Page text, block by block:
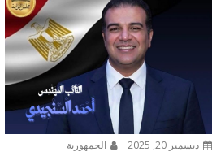
ديسمبر 20, 2025 الجمهورية